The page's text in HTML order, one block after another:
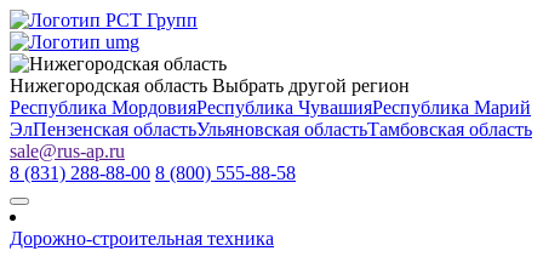
Нижегородская область Выбрать другой регион
Республика МордовияРеспублика ЧувашияРеспублика Марий
ЭлПензенская областьУльяновская областьТамбовская область
sale@rus-ap.ru
8 (831) 288-88-00 8 (800) 555-88-58
Дорожно-строительная техника